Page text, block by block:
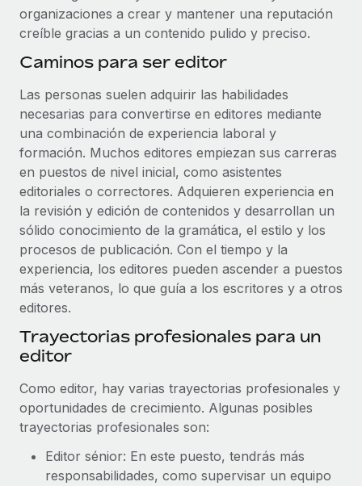
organizaciones a crear y mantener una reputación
creíble gracias a un contenido pulido y preciso.
Caminos para ser editor
Las personas suelen adquirir las habilidades
necesarias para convertirse en editores mediante
una combinación de experiencia laboral y
formación. Muchos editores empiezan sus carreras
en puestos de nivel inicial, como asistentes
editoriales o correctores. Adquieren experiencia en
la revisión y edición de contenidos y desarrollan un
sólido conocimiento de la gramática, el estilo y los
procesos de publicación. Con el tiempo y la
experiencia, los editores pueden ascender a puestos
más veteranos, lo que guía a los escritores y a otros
editores.
Trayectorias profesionales para un
editor
Como editor, hay varias trayectorias profesionales y
oportunidades de crecimiento. Algunas posibles
trayectorias profesionales son:
Editor sénior: En este puesto, tendrás más
responsabilidades, como supervisar un equipo